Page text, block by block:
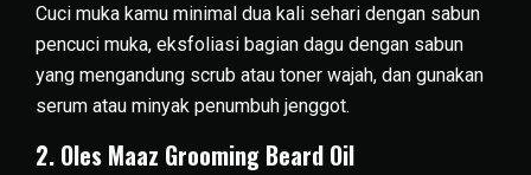
Cuci muka kamu minimal dua kali sehari dengan sabun
pencuci muka, eksfoliasi bagian dagu dengan sabun
yang mengandung scrub atau toner wajah, dan gunakan
serum atau minyak penumbuh jenggot.
2. Oles Maaz Grooming Beard Oil